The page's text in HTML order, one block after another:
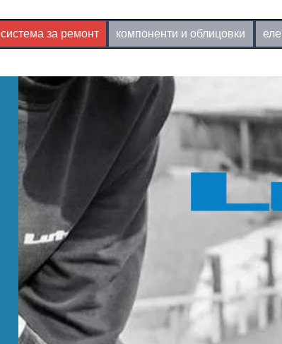
система за ремонт компоненти и облицовки